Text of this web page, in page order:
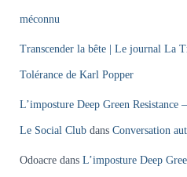
méconnu
Transcender la bête | Le journal La
Tolérance de Karl Popper
L’imposture Deep Green Resistance
Le Social Club dans Conversation
Odoacre dans L’imposture Deep